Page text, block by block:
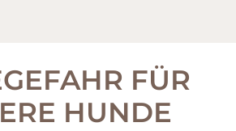
FÜR
HUNDE